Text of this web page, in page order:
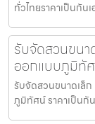
ทั่วไทยราคาเป็นกั
รับจัดสวนขน
ออกแบบภูมิทั
รับจัดสวนขนาดเล็
ภูมิทัศน์ ราคาเป็นกั